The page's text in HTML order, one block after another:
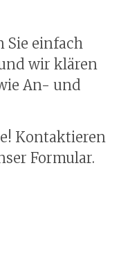
Sie einfach
wir klären
An- und
Kontaktieren
Formular.